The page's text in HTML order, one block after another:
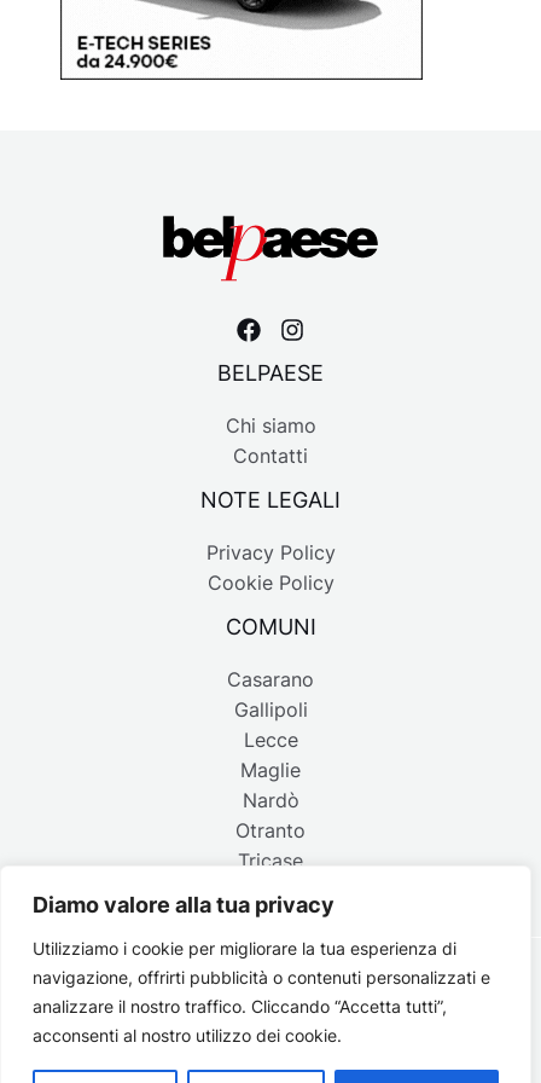
Diamo valore alla tua privacy
Utilizziamo i cookie per migliorare la tua esperienza di
navigazione, offrirti pubblicità o contenuti personalizzati e
analizzare il nostro traffico. Cliccando “Accetta tutti”,
acconsenti al nostro utilizzo dei cookie.
BELPAESE
Chi siamo
Contatti
NOTE LEGALI
Privacy Policy
Cookie Policy
COMUNI
Casarano
Gallipoli
Lecce
Maglie
Nardò
Otranto
Tricase
Copyright © 2026 Belpaese | Periodico d'informazione del
Salento - P.IVA 4637850753 - Testata registrata il 18 gennaio